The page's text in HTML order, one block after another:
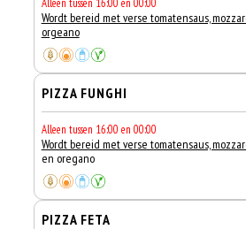
Alleen tussen 16:00 en 00:00
Wordt bereid met verse tomatensaus,
orgeano
PIZZA FUNGHI
Alleen tussen 16:00 en 00:00
Wordt bereid met verse tomatensaus,
en oregano
PIZZA FETA